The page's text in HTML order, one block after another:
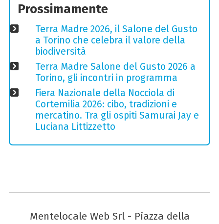
Prossimamente
Terra Madre 2026, il Salone del Gusto
a Torino che celebra il valore della
biodiversità
Terra Madre Salone del Gusto 2026 a
Torino, gli incontri in programma
Fiera Nazionale della Nocciola di
Cortemilia 2026: cibo, tradizioni e
mercatino. Tra gli ospiti Samurai Jay e
Luciana Littizzetto
Mentelocale Web Srl - Piazza della